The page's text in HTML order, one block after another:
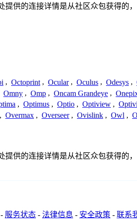
提供的连接详情是从社区众包获得
, Octoprint , Ocular , Oculus , Odesys ,
Omny , Omp , Oncam Grandeye ,
, Optimus , Optio , Optiview ,
, Overmax , Overseer , Ovislink , Owl ,
提供的连接详情是从社区众包获得
- 服务状态 - 法律信息 - 安全政策 - 联系